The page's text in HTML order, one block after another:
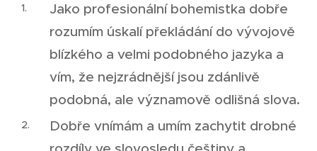
Jako profesionální bohemistka dobře
rozumím úskalí překládání do vývojově
blízkého a velmi podobného jazyka a
vím, že nejzrádnější jsou zdánlivě
podobná, ale významově odlišná slova.
Dobře vnímám a umím zachytit drobné